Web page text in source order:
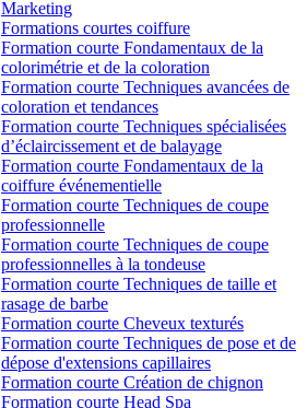
Marketing
Formations courtes coiffure
Formation courte Fondamentaux de la
colorimétrie et de la coloration
Formation courte Techniques avancées de
coloration et tendances
Formation courte Techniques spécialisées
d’éclaircissement et de balayage
Formation courte Fondamentaux de la
coiffure événementielle
Formation courte Techniques de coupe
professionnelle
Formation courte Techniques de coupe
professionnelles à la tondeuse
Formation courte Techniques de taille et
rasage de barbe
Formation courte Cheveux texturés
Formation courte Techniques de pose et de
dépose d'extensions capillaires
Formation courte Création de chignon
Formation courte Head Spa